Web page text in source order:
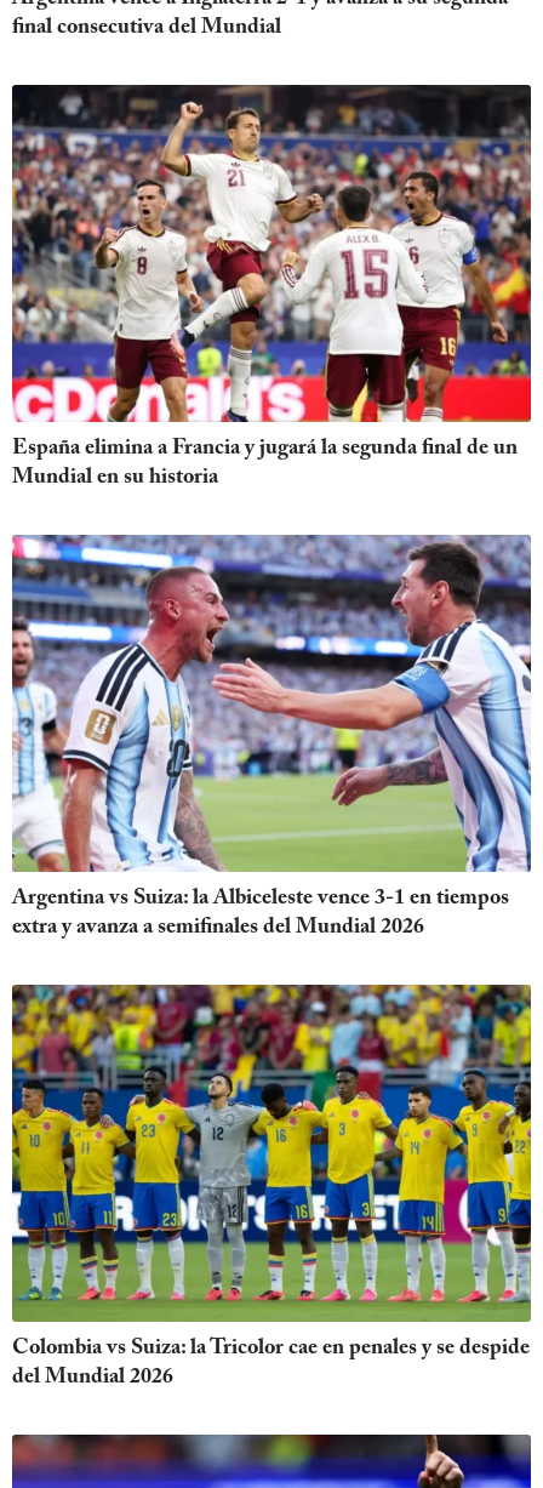
final consecutiva del Mundial
España elimina a Francia y jugará la segunda final de un
Mundial en su historia
Argentina vs Suiza: la Albiceleste vence 3-1 en tiempos
extra y avanza a semifinales del Mundial 2026
Colombia vs Suiza: la Tricolor cae en penales y se despide
del Mundial 2026